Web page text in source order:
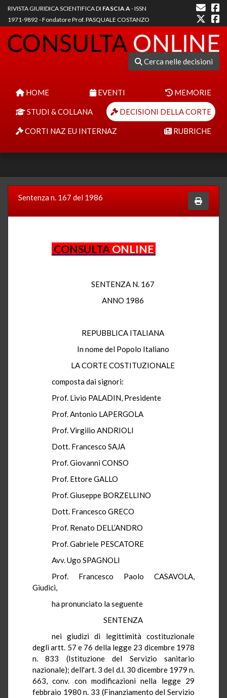
RIVISTA GIURIDICA SCIENTIFICA DI FASCIA A- ISSN
1971-9892 - Fondatore Prof. PASQUALE COSTANZO
Cerca nelle decisioni
HOME EVENTI MEMORIE
STUDI & COLLANA DECISIONI DELLA CORTE
CORTI NAZ EU INTERNAZ RUBRICHE
Sentenza n. 167 del 1986
CONSULTAONLINE
SENTENZA N. 167
ANNO 1986
REPUBBLICA ITALIANA
In nome del Popolo Italiano
LA CORTE COSTITUZIONALE
compostadai signori:
Prof. Livio PALADIN, Presidente
Prof.Antonio LAPERGOLA
Prof.Virgilio ANDRIOLI
Dott. Francesco SAJA
Prof.Giovanni CONSO
Prof.Ettore GALLO
Prof.Giuseppe BORZELLINO
Dott.Francesco GRECO
Prof.Renato DELL’ANDRO
Prof.Gabriele PESCATORE
Avv.Ugo SPAGNOLI
Prof.Francesco Paolo CASAVOLA,
Giudici,
hapronunciato la seguente
SENTENZA
neigiudizi di legittimità costituzionale
degli artt. 57 e 76 della legge 23 dicembre 1978
n. 833 (Istituzione del Servizio sanitario
nazionale); dell'art. 3 del d.l. 30 dicembre 1979 n.
663,conv. conmodificazioni nella legge 29
febbraio 1980 n. 33 (Finanziamento del Servizio